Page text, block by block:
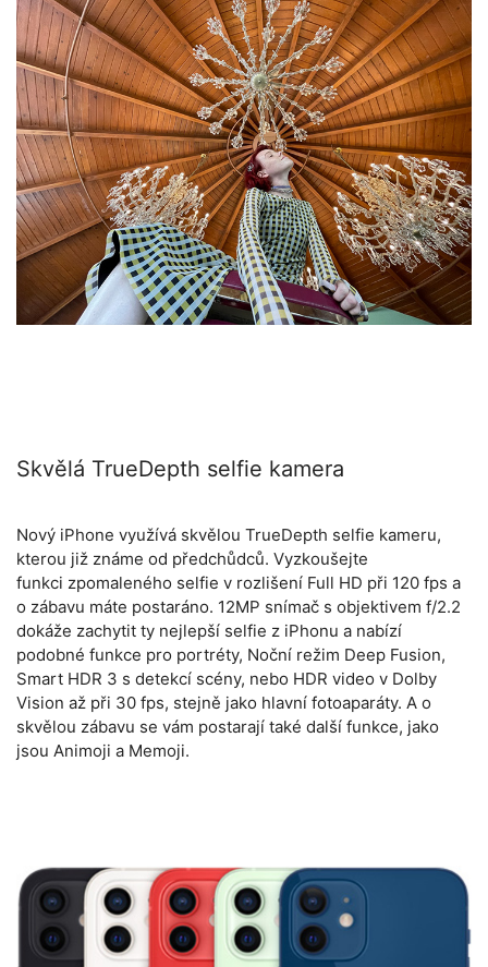
Skvělá TrueDepth selfie kamera
Nový iPhone využívá skvělou TrueDepth selfie kameru,
kterou již známe od předchůdců. Vyzkoušejte
funkci zpomaleného selfie v rozlišení Full HD při 120 fps a
o zábavu máte postaráno. 12MP snímač s objektivem f/2.2
dokáže zachytit ty nejlepší selfie z iPhonu a nabízí
podobné funkce pro portréty, Noční režim Deep Fusion,
Smart HDR 3 s detekcí scény, nebo HDR video v Dolby
Vision až při 30 fps, stejně jako hlavní fotoaparáty. A o
skvělou zábavu se vám postarají také další funkce, jako
jsou Animoji a Memoji.